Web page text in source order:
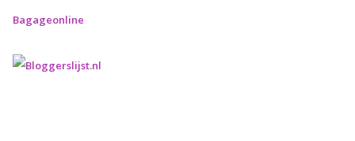
Bagageonline